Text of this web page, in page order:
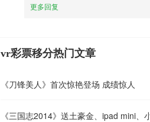
更多回复
vr彩票移分热门文章
《刀锋美人》首次惊艳登场 成绩惊人
《三国志2014》送土豪金、ipad mini、